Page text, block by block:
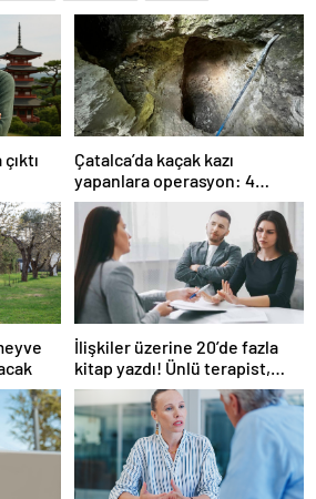
Çatalca’da kaçak kazı
yapanlara operasyon: 4
gözaltı
İlişkiler üzerine 20’de fazla
kitap yazdı! Ünlü terapist,
boşanmaların gerçek
suçlularını açıklıyor